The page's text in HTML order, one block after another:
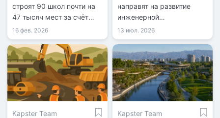
строят 90 школ почти на
47 тысяч мест за счёт
госфондов.
16 фев. 2026
направят на развитие
инженерной
инфраструктуры Астаны.
13 июл. 2026
Kapster Team
Kapster Team